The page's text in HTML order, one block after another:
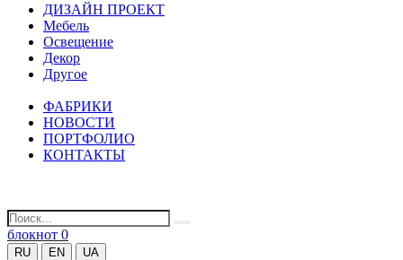
ДИЗАЙН ПРОЕКТ
Мебель
Освещение
Декор
Другое
ФАБРИКИ
НОВОСТИ
ПОРТФОЛИО
КОНТАКТЫ
блокнот 0
RU EN UA